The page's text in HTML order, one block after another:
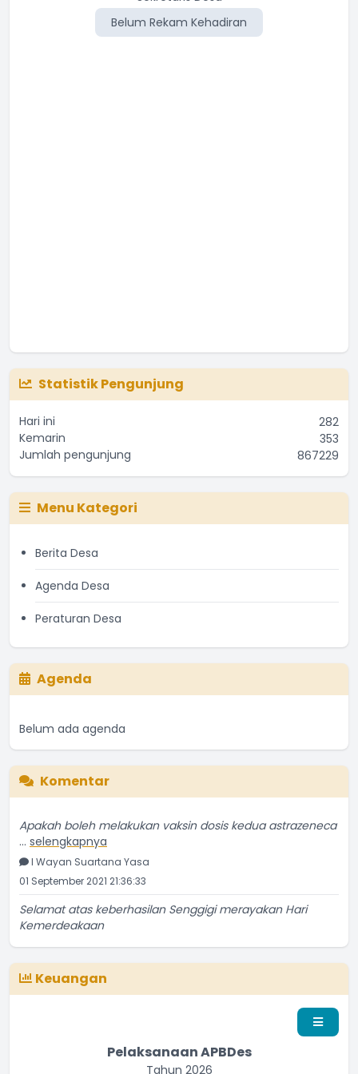
Belum Rekam Kehadiran
Belum Rekam Kehadiran
Statistik Pengunjung
Hari ini
282
Kemarin
353
Jumlah pengunjung
867229
Menu Kategori
Berita Desa
Agenda Desa
Peraturan Desa
Agenda
Belum ada agenda
Komentar
...selengkapnya
I Wayan Suartana Yasa
01 September 2021 21:36:33
Selamat atas keberhasilan Senggigi merayakan Hari
Kemerdeakaan
...selengkapnya
Penduduk Biasa
Keuangan
Pelaksanaan APBDes
Tahun 2026